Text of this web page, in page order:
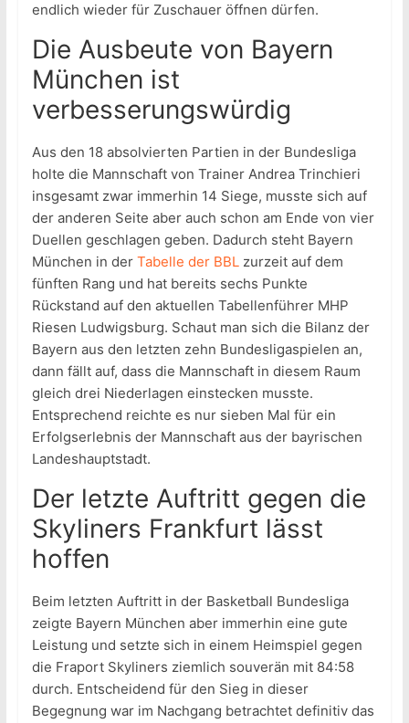
endlich wieder für Zuschauer öffnen dürfen.
Die Ausbeute von Bayern
München ist
verbesserungswürdig
Aus den 18 absolvierten Partien in der Bundesliga
holte die Mannschaft von Trainer Andrea Trinchieri
insgesamt zwar immerhin 14 Siege, musste sich auf
der anderen Seite aber auch schon am Ende von vier
Duellen geschlagen geben. Dadurch steht Bayern
München in der Tabelle der BBLzurzeit auf dem
fünften Rang und hat bereits sechs Punkte
Rückstand auf den aktuellen Tabellenführer MHP
Riesen Ludwigsburg. Schaut man sich die Bilanz der
Bayern aus den letzten zehn Bundesligaspielen an,
dann fällt auf, dass die Mannschaft in diesem Raum
gleich drei Niederlagen einstecken musste.
Entsprechend reichte es nur sieben Mal für ein
Erfolgserlebnis der Mannschaft aus der bayrischen
Landeshauptstadt.
Der letzte Auftritt gegen die
Skyliners Frankfurt lässt
hoffen
Beim letzten Auftritt in der Basketball Bundesliga
zeigte Bayern München aber immerhin eine gute
Leistung und setzte sich in einem Heimspiel gegen
die Fraport Skyliners ziemlich souverän mit 84:58
durch. Entscheidend für den Sieg in dieser
Begegnung war im Nachgang betrachtet definitiv das